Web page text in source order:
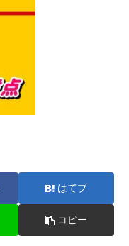
はてブ
コピー